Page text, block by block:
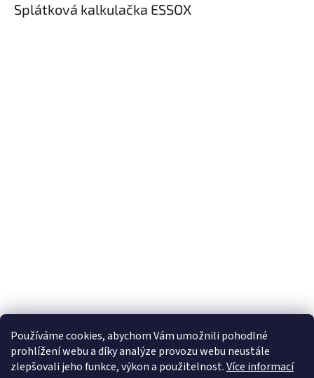
Používáme cookies, abychom Vám umožnili pohodlné
prohlížení webu a díky analýze provozu webu neustále
zlepšovali jeho funkce, výkon a použitelnost.Více informací
Splátková kalkulačka ESSOX